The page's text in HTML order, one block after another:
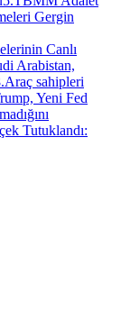
Gergin
Canlı
Arabistan,
.Araç sahipleri
Yeni Fed
Tutuklandı: